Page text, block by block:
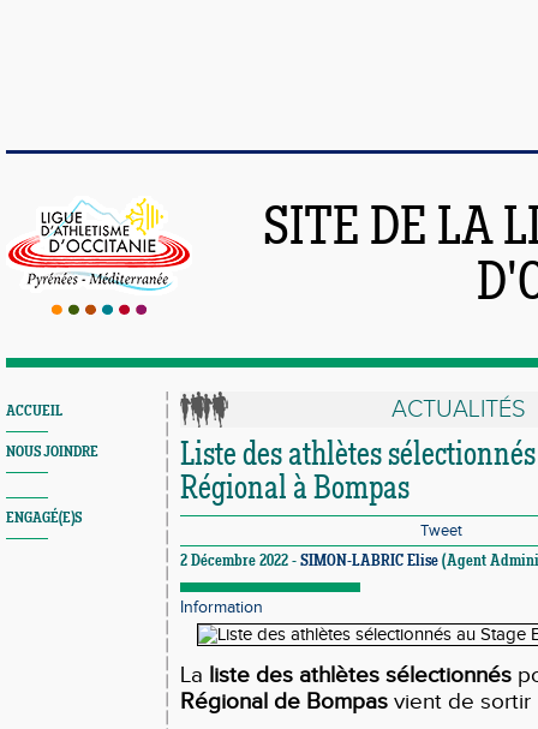
SITE DE LA
ACCUEIL
NOUS JOINDRE
ENGAGÉ(E)S
ACTUALITÉS
Liste des athlètes
Régional à Bompas
Tweet
2 Décembre 2022 - SIMON-LABRIC Elise (Agent
Information
La liste des athlètes sélectionnés
Régional de Bompas vient de sortir